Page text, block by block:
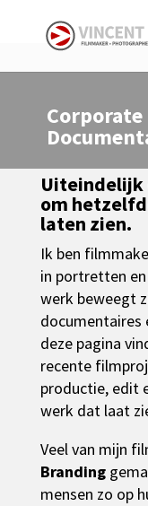
om
laten zien.
Ik ben
in portretten en
werk beweegt
documentaires
deze pagina
recente
productie, edit
werk dat laat
Veel van mijn
Branding
mensen zo op